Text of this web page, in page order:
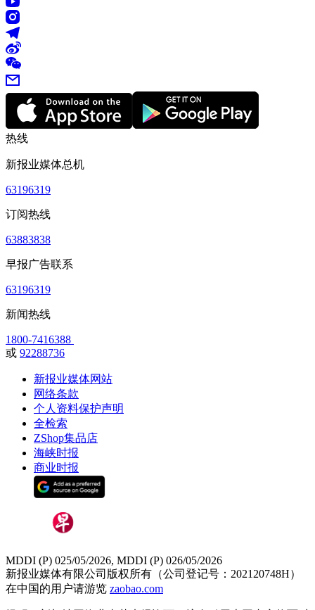
热线
新报业媒体总机
63196319
订阅热线
63883838
早报广告联系
63196319
新闻热线
1800-7416388
或 92288736
新报业媒体网站
网络条款
个人资料保护声明
全检索
ZShop集品店
海峡时报
商业时报
MDDI (P) 025/05/2026, MDDI (P) 026/05/2026
新报业媒体有限公司版权所有（公司登记号：202120748H）
在中国的用户请游览 zaobao.com